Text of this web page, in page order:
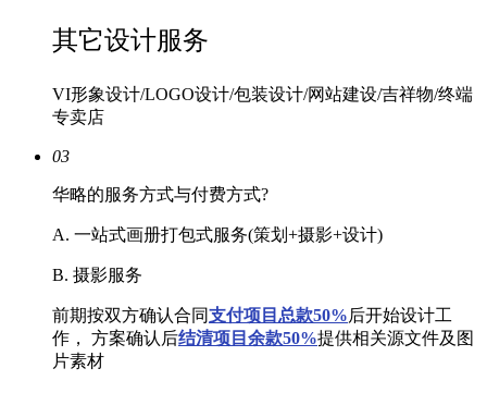
其它设计服务
VI形象设计/LOGO设计/包装设计/网站建设/吉祥物/终端
专卖店
03
华略的服务方式与付费方式?
A. 一站式画册打包式服务(策划+摄影+设计)
B. 摄影服务
前期按双方确认合同支付项目总款50%后开始设计工
作， 方案确认后结清项目余款50%提供相关源文件及图
片素材